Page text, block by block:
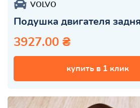
VOLVO
Подушка двигателя
3927.00 ₴
купить в 1 клик